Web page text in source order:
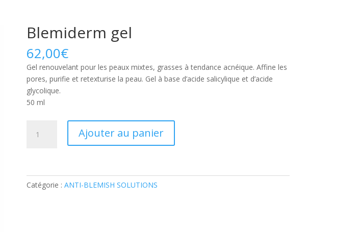
Blemiderm gel
62,00€
Gel renouvelant pour les peaux mixtes, grasses à tendance acnéique. Affine les
pores, purifie et retexturise la peau. Gel à base d’acide salicylique et d’acide
glycolique.
50 ml
Ajouter au panier
Catégorie : ANTI-BLEMISH SOLUTIONS